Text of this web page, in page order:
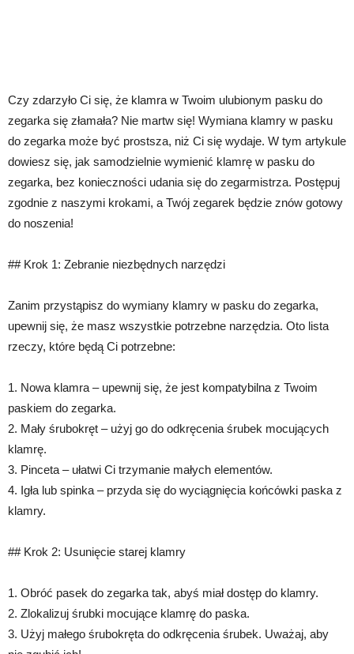
Czy zdarzyło Ci się, że klamra w Twoim ulubionym pasku do
zegarka się złamała? Nie martw się! Wymiana klamry w pasku
do zegarka może być prostsza, niż Ci się wydaje. W tym artykule
dowiesz się, jak samodzielnie wymienić klamrę w pasku do
zegarka, bez konieczności udania się do zegarmistrza. Postępuj
zgodnie z naszymi krokami, a Twój zegarek będzie znów gotowy
do noszenia!
## Krok 1: Zebranie niezbędnych narzędzi
Zanim przystąpisz do wymiany klamry w pasku do zegarka,
upewnij się, że masz wszystkie potrzebne narzędzia. Oto lista
rzeczy, które będą Ci potrzebne:
1. Nowa klamra – upewnij się, że jest kompatybilna z Twoim
paskiem do zegarka.
2. Mały śrubokręt – użyj go do odkręcenia śrubek mocujących
klamrę.
3. Pinceta – ułatwi Ci trzymanie małych elementów.
4. Igła lub spinka – przyda się do wyciągnięcia końcówki paska z
klamry.
## Krok 2: Usunięcie starej klamry
1. Obróć pasek do zegarka tak, abyś miał dostęp do klamry.
2. Zlokalizuj śrubki mocujące klamrę do paska.
3. Użyj małego śrubokręta do odkręcenia śrubek. Uważaj, aby